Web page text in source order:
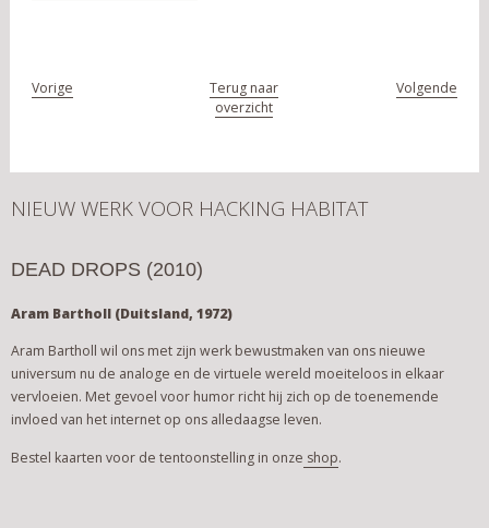
Vorige
Terug naar
overzicht
Volgende
NIEUW WERK VOOR HACKING HABITAT
DEAD DROPS (2010)
Aram Bartholl (Duitsland, 1972)
Aram Bartholl wil ons met zijn werk bewustmaken van ons nieuwe
universum nu de analoge en de virtuele wereld moeiteloos in elkaar
vervloeien. Met gevoel voor humor richt hij zich op de toenemende
invloed van het internet op ons alledaagse leven.
Bestel kaarten voor de tentoonstelling in onze shop.